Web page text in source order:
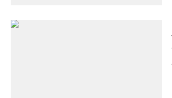
POLÍTICA